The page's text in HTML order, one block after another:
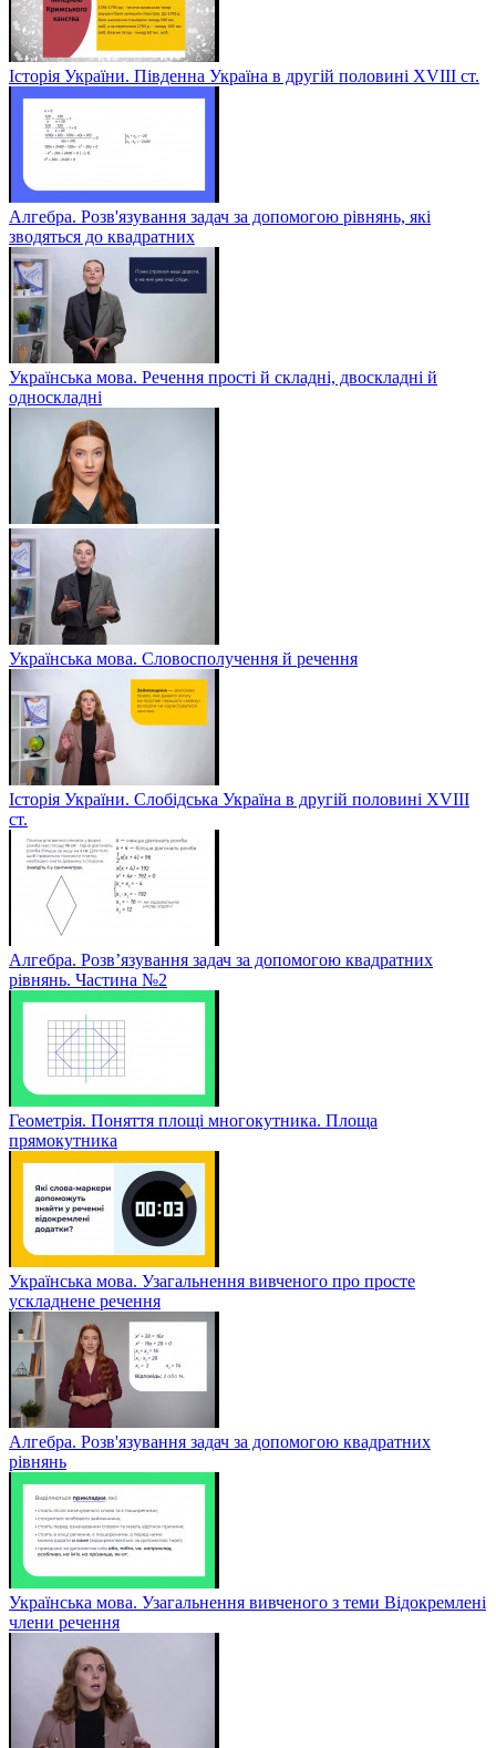
Історія України. Південна Україна в другій половині ХVІІІ ст.
Алгебра. Розв'язування задач за допомогою рівнянь, які
зводяться до квадратних
Українська мова. Речення прості й складні, двоскладні й
односкладні
Українська мова. Словосполучення й речення
Історія України. Слобідська Україна в другій половині ХVIIІ
ст.
Алгебра. Розв’язування задач за допомогою квадратних
рівнянь. Частина №2
Геометрія. Поняття площі многокутника. Площа
прямокутника
Українська мова. Узагальнення вивченого про просте
ускладнене речення
Алгебра. Розв'язування задач за допомогою квадратних
рівнянь
Українська мова. Узагальнення вивченого з теми Відокремлені
члени речення